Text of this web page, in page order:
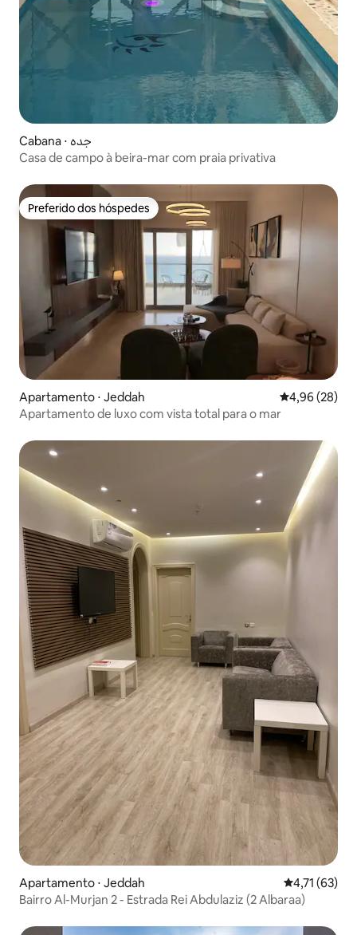
Cabana ⋅ جده
Casa de campo à beira-mar com praia privativa
Preferido dos hóspedes
Preferido dos hóspedes
Apartamento ⋅ Jeddah 4,96 de uma
4,96 (28)
Apartamento de luxo com vista total para o mar
Apartamento ⋅ Jeddah 4,71 de uma
4,71 (63)
Bairro Al-Murjan 2 - Estrada Rei Abdulaziz (2 Albaraa)